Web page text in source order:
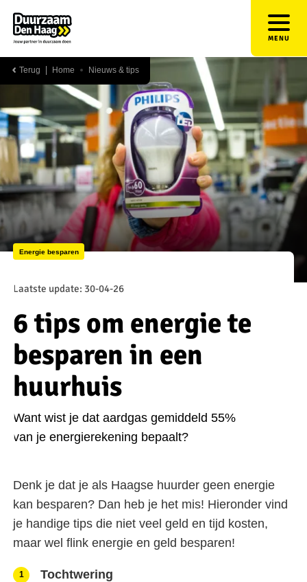
MENU
Terug Home Nieuws & tips
Energie besparen
Laatste update: 30-04-26
6 tips om energie te
besparen in een
huurhuis
Want wist je dat aardgas gemiddeld 55%
van je energierekening bepaalt?
Denk je dat je als Haagse huurder geen energie
kan besparen? Dan heb je het mis! Hieronder vind
je handige tips die niet veel geld en tijd kosten,
maar wel flink energie en geld besparen!
Tochtwering